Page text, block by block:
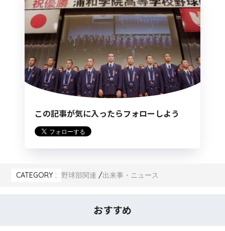
この記事が気に入ったらフォローしよう
CATEGORY : 野球部関連 出来事・ニュース
おすすめ